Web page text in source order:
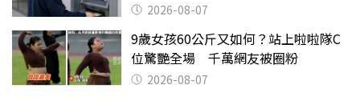
2026-08-07
9歲女孩60公斤又如何？站上啦啦隊C
位驚艷全場 千萬網友被圈粉
2026-08-07